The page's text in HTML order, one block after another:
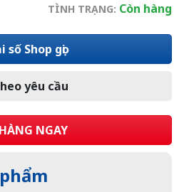
TÌNH TRẠNG: Còn hàng
số Shop gọi
yêu cầu
NGAY